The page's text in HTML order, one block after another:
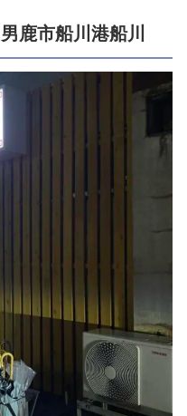
鹿市船川港船川